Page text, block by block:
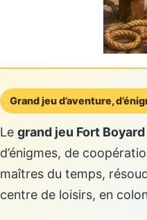
Grand jeu d’aventure,
Le grand jeu Fort Boyard
d’énigmes, de
maîtres du temps,
centre de loisirs, en